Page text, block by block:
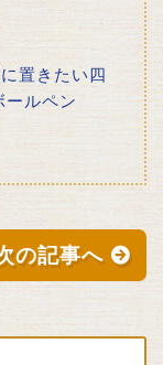
置きたい四
ールペン
の記事へ